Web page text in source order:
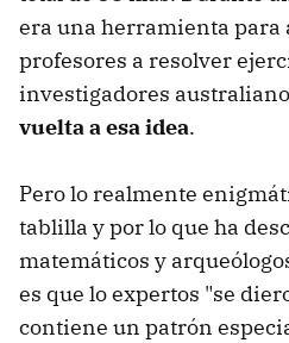
era una herramienta para
profesores a resolver
investigadores
vuelta a esa idea.
Pero lo realmente
tablilla y por lo que ha
matemáticos y
es que lo expertos "se
contiene un patrón